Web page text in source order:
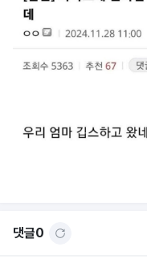
댓글0